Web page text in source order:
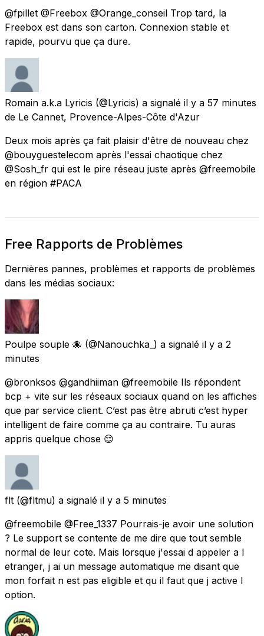
@fpillet @Freebox @Orange_conseil Trop tard, la
Freebox est dans son carton. Connexion stable et
rapide, pourvu que ça dure.
Romain a.k.a Lyricis (@Lyricis) a signalé il y a 57 minutes
de Le Cannet, Provence-Alpes-Côte d'Azur
Deux mois après ça fait plaisir d'être de nouveau chez
@bouyguestelecom après l'essai chaotique chez
@Sosh_fr qui est le pire réseau juste après @freemobile
en région #PACA
Free Rapports de Problèmes
Dernières pannes, problèmes et rapports de problèmes
dans les médias sociaux:
Poulpe souple 🐙 (@Nanouchka_) a signalé il y a 2
minutes
@bronksos @gandhiiman @freemobile Ils répondent
bcp + vite sur les réseaux sociaux quand on les affiches
que par service client. C’est pas être abruti c’est hyper
intelligent de faire comme ça au contraire. Tu auras
appris quelque chose 😌
flt (@fltmu) a signalé il y a 5 minutes
@freemobile @Free_1337 Pourrais-je avoir une solution
? Le support se contente de me dire que tout semble
normal de leur cote. Mais lorsque j'essai d appeler a l
etranger, j ai un message automatique me disant que
mon forfait n est pas eligible et qu il faut que j active l
option.